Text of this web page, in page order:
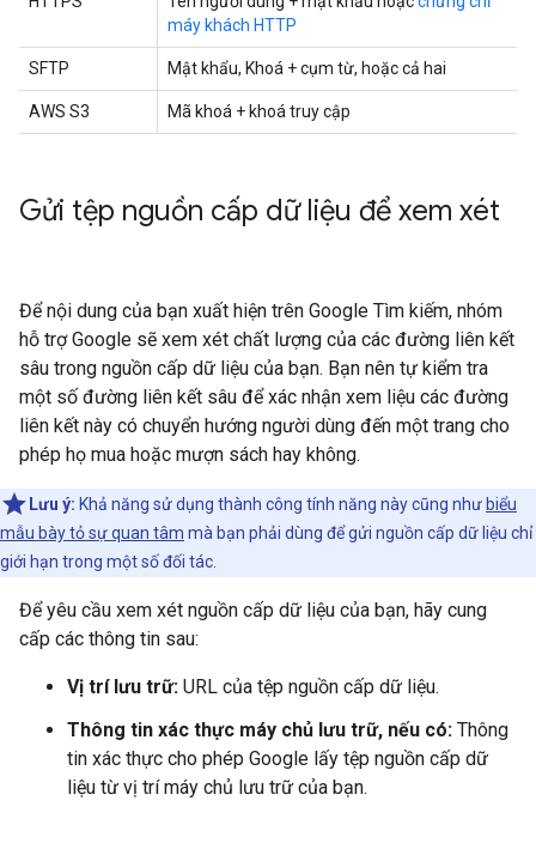
máy khách HTTP
SFTP Mật khẩu, Khoá + cụm từ, hoặc cả hai
AWS S3 Mã khoá + khoá truy cập
Gửi tệp nguồn cấp dữ liệu để xem xét
Để nội dung của bạn xuất hiện trên Google Tìm kiếm, nhóm
hỗ trợ Google sẽ xem xét chất lượng của các đường liên kết
sâu trong nguồn cấp dữ liệu của bạn. Bạn nên tự kiểm tra
một số đường liên kết sâu để xác nhận xem liệu các đường
liên kết này có chuyển hướng người dùng đến một trang cho
phép họ mua hoặc mượn sách hay không.
Lưu ý: Khả năng sử dụng thành công tính năng này cũng như biểu
mẫu bày tỏ sự quan tâm mà bạn phải dùng để gửi nguồn cấp dữ liệu chỉ
giới hạn trong một số đối tác.
Để yêu cầu xem xét nguồn cấp dữ liệu của bạn, hãy cung
cấp các thông tin sau:
Vị trí lưu trữ: URL của tệp nguồn cấp dữ liệu.
Thông tin xác thực máy chủ lưu trữ, nếu có: Thông
tin xác thực cho phép Google lấy tệp nguồn cấp dữ
liệu từ vị trí máy chủ lưu trữ của bạn.